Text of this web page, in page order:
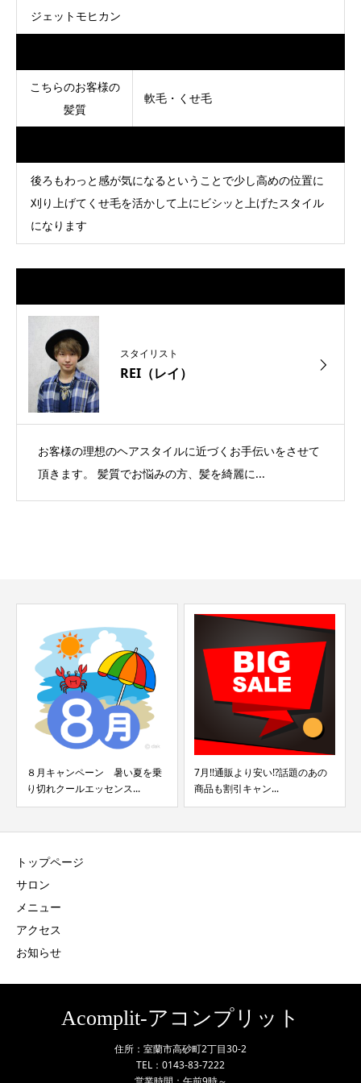
ジェットモヒカン
こちらのお客様の
髪質
軟毛・くせ毛
後ろもわっと感が気になるということで少し高めの位置に
刈り上げてくせ毛を活かして上にビシッと上げたスタイル
になります
スタイリスト
REI（レイ）
お客様の理想のヘアスタイルに近づくお手伝いをさせて
頂きます。 髪質でお悩みの方、髪を綺麗に...
８月キャンペーン 暑い夏を乗
り切れクールエッセンス...
7月!!通販より安い!?話題のあの
商品も割引キャン...
トップページ
サロン
メニュー
アクセス
お知らせ
Acomplit-アコンプリット
住所：室蘭市高砂町2丁目30-2
TEL：0143-83-7222